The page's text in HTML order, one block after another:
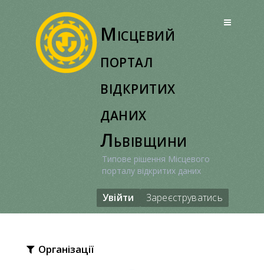
Місцевий
портал
відкритих
даних
Львівщини
Типове рішення Місцевого
порталу відкритих даних
Увійти Зареєструватись
Організації